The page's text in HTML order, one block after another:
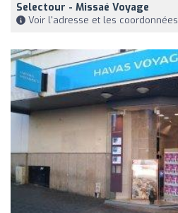
Selectour - Missaé Voyage
Voir l'adresse et les coordonnées